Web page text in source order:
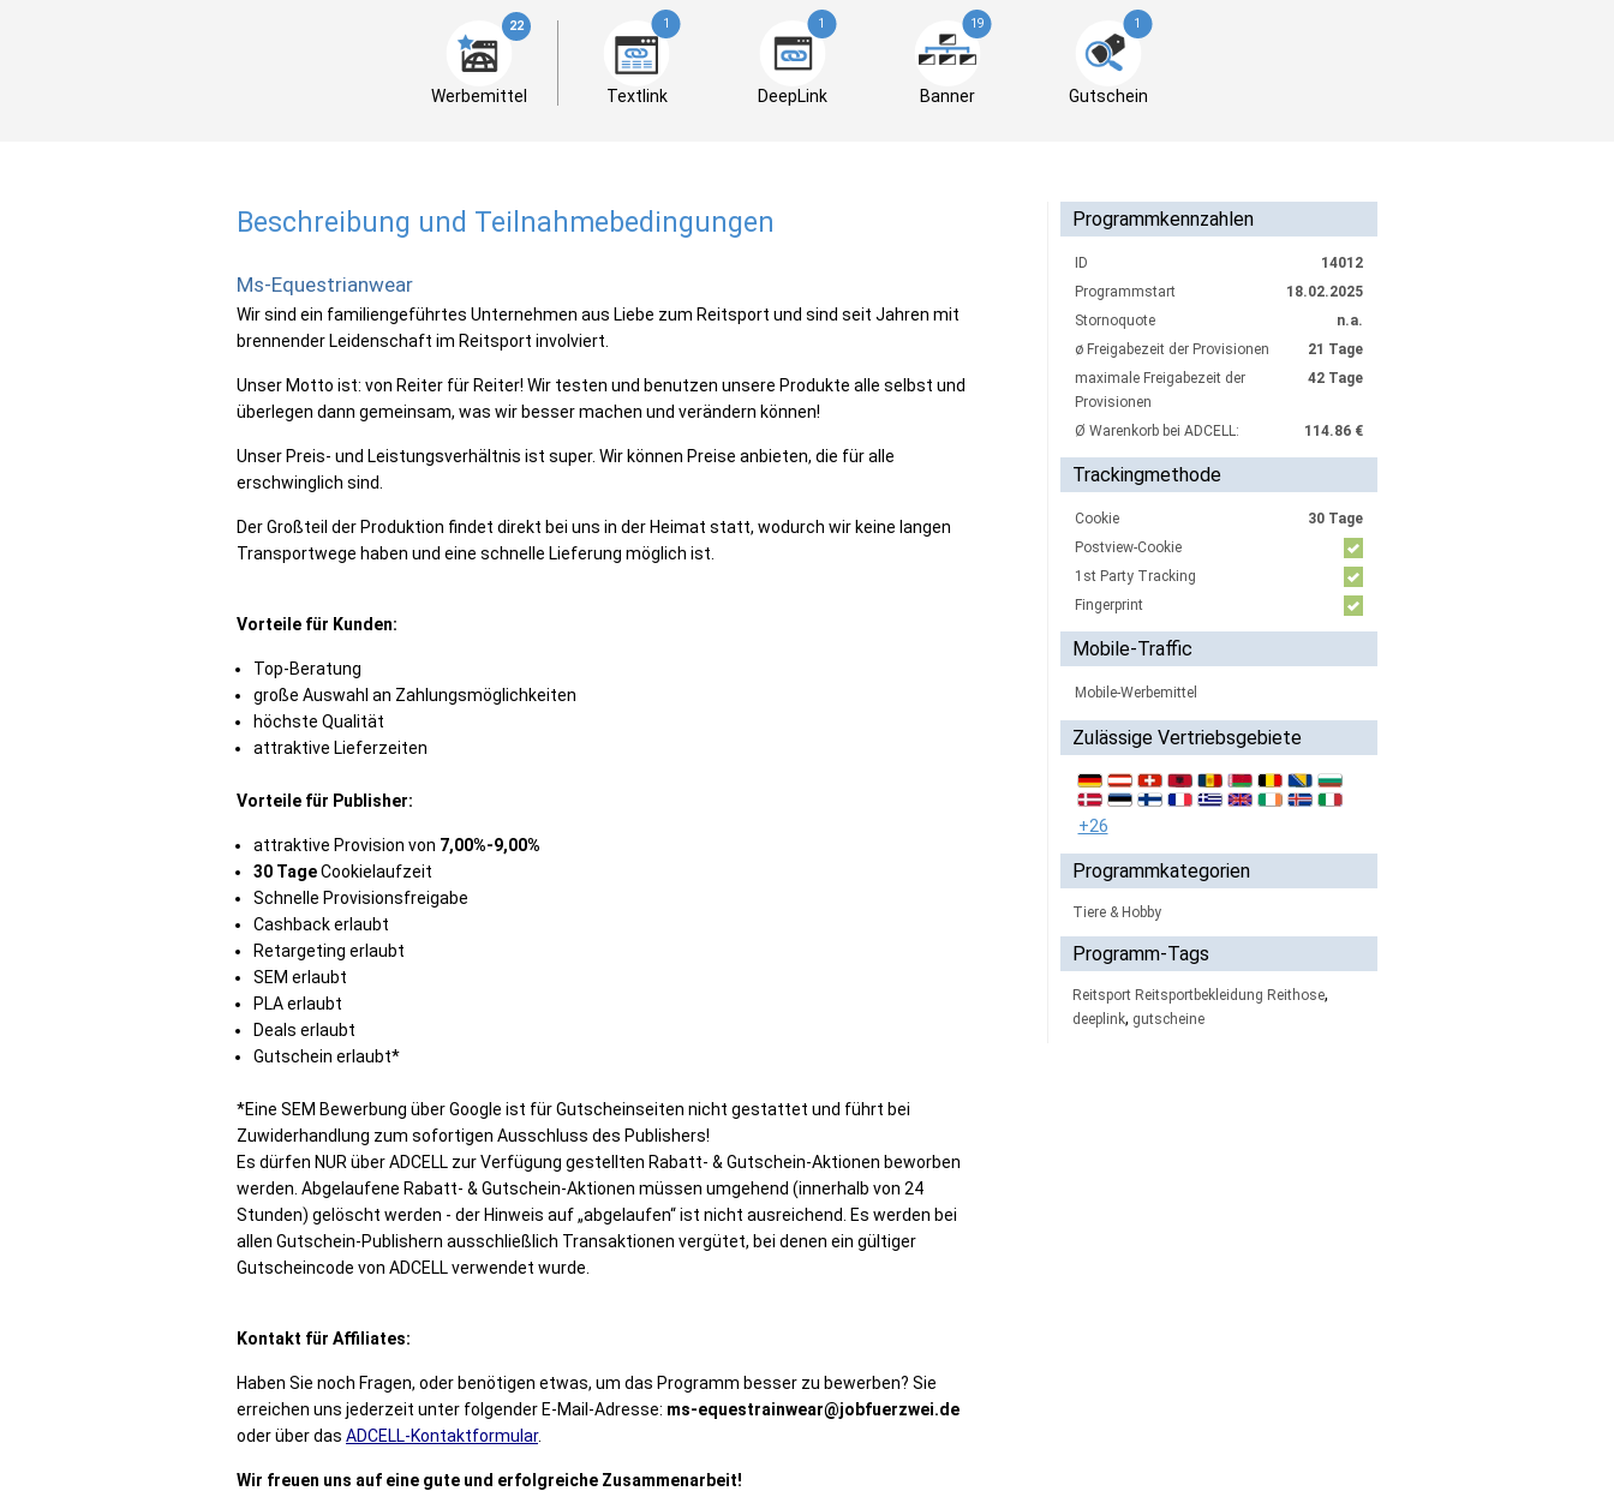
22
Werbemittel
1
Textlink
1
DeepLink
19
Banner
1
Gutschein
Beschreibung und Teilnahmebedingungen
Ms-Equestrianwear
Wir sind ein familiengeführtes Unternehmen aus Liebe zum Reitsport und sind seit Jahren mit
brennender Leidenschaft im Reitsport involviert.
Unser Motto ist: von Reiter für Reiter! Wir testen und benutzen unsere Produkte alle selbst und
überlegen dann gemeinsam, was wir besser machen und verändern können!
Unser Preis- und Leistungsverhältnis ist super. Wir können Preise anbieten, die für alle
erschwinglich sind.
Der Großteil der Produktion findet direkt bei uns in der Heimat statt, wodurch wir keine langen
Transportwege haben und eine schnelle Lieferung möglich ist.
Vorteile für Kunden:
Top-Beratung
große Auswahl an Zahlungsmöglichkeiten
höchste Qualität
attraktive Lieferzeiten
Vorteile für Publisher:
attraktive Provision von 7,00%-9,00%
30 TageCookielaufzeit
Schnelle Provisionsfreigabe
Cashback erlaubt
Retargeting erlaubt
SEM erlaubt
PLA erlaubt
Deals erlaubt
Gutschein erlaubt*
*Eine SEM Bewerbung über Google ist für Gutscheinseiten nicht gestattet und führt bei
Zuwiderhandlung zum sofortigen Ausschluss des Publishers!
Es dürfen NUR über ADCELL zur Verfügung gestellten Rabatt- & Gutschein-Aktionen beworben
werden. Abgelaufene Rabatt- & Gutschein-Aktionen müssen umgehend (innerhalb von 24
Stunden) gelöscht werden - der Hinweis auf „abgelaufen“ ist nicht ausreichend. Es werden bei
allen Gutschein-Publishern ausschließlich Transaktionen vergütet, bei denen ein gültiger
Gutscheincode von ADCELL verwendet wurde.
Kontakt für Affiliates:
Haben Sie noch Fragen, oder benötigen etwas, um das Programm besser zu bewerben? Sie
erreichen uns jederzeit unter folgender E-Mail-Adresse: ms-equestrainwear@jobfuerzwei.de
oder über das ADCELL-Kontaktformular.
Wir freuen uns auf eine gute und erfolgreiche Zusammenarbeit!
Programmkennzahlen
ID
14012
Programmstart
18.02.2025
Stornoquote
n.a.
ø Freigabezeit der Provisionen
21 Tage
maximale Freigabezeit der
Provisionen
42 Tage
Ø Warenkorb bei ADCELL: 114.86 €
Trackingmethode
Cookie
30 Tage
Postview-Cookie
1st Party Tracking
Fingerprint
Mobile-Traffic
Mobile-Werbemittel
Zulässige Vertriebsgebiete
+26
Programmkategorien
Tiere & Hobby
Programm-Tags
Reitsport Reitsportbekleidung Reithose,
deeplink, gutscheine